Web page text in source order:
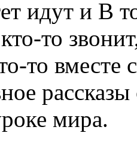
идут и В
то
то
мира.